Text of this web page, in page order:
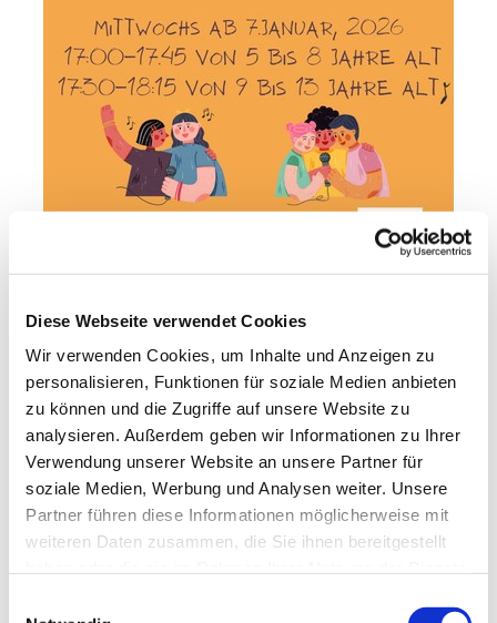
Diese Webseite verwendet Cookies
Wir verwenden Cookies, um Inhalte und Anzeigen zu
personalisieren, Funktionen für soziale Medien anbieten
zu können und die Zugriffe auf unsere Website zu
analysieren. Außerdem geben wir Informationen zu Ihrer
Verwendung unserer Website an unsere Partner für
soziale Medien, Werbung und Analysen weiter. Unsere
Partner führen diese Informationen möglicherweise mit
weiteren Daten zusammen, die Sie ihnen bereitgestellt